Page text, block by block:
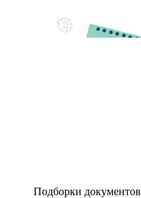
Подборки документов